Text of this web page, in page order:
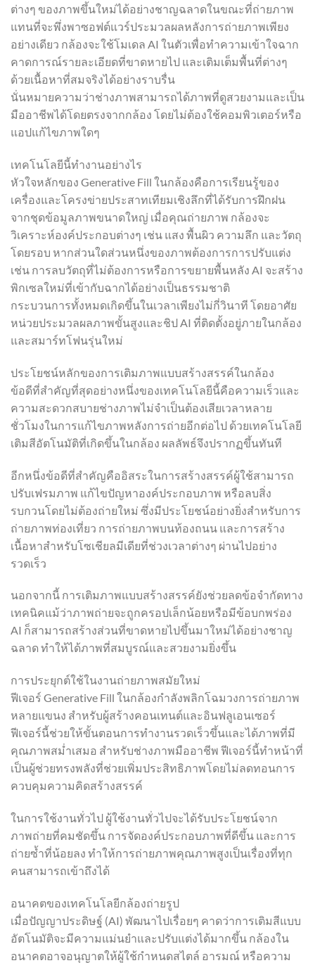
ต่างๆ ของภาพขึ้นใหม่ได้อย่างชาญฉลาดในขณะที่ถ่ายภาพ
แทนที่จะพึ่งพาซอฟต์แวร์ประมวลผลหลังการถ่ายภาพเพียง
อย่างเดียว กล้องจะใช้โมเดล AI ในตัวเพื่อทำความเข้าใจฉาก
คาดการณ์รายละเอียดที่ขาดหายไป และเติมเต็มพื้นที่ต่างๆ
ด้วยเนื้อหาที่สมจริงได้อย่างราบรื่น
นั่นหมายความว่าช่างภาพสามารถได้ภาพที่ดูสวยงามและเป็น
มืออาชีพได้โดยตรงจากกล้อง โดยไม่ต้องใช้คอมพิวเตอร์หรือ
แอปแก้ไขภาพใดๆ
เทคโนโลยีนี้ทำงานอย่างไร
หัวใจหลักของ Generative Fill ในกล้องคือการเรียนรู้ของ
เครื่องและโครงข่ายประสาทเทียมเชิงลึกที่ได้รับการฝึกฝน
จากชุดข้อมูลภาพขนาดใหญ่ เมื่อคุณถ่ายภาพ กล้องจะ
วิเคราะห์องค์ประกอบต่างๆ เช่น แสง พื้นผิว ความลึก และวัตถุ
โดยรอบ หากส่วนใดส่วนหนึ่งของภาพต้องการการปรับแต่ง
เช่น การลบวัตถุที่ไม่ต้องการหรือการขยายพื้นหลัง AI จะสร้าง
พิกเซลใหม่ที่เข้ากับฉากได้อย่างเป็นธรรมชาติ
กระบวนการทั้งหมดเกิดขึ้นในเวลาเพียงไม่กี่วินาที โดยอาศัย
หน่วยประมวลผลภาพขั้นสูงและชิป AI ที่ติดตั้งอยู่ภายในกล้อง
และสมาร์ทโฟนรุ่นใหม่
ประโยชน์หลักของการเติมภาพแบบสร้างสรรค์ในกล้อง
ข้อดีที่สำคัญที่สุดอย่างหนึ่งของเทคโนโลยีนี้คือความเร็วและ
ความสะดวกสบายช่างภาพไม่จำเป็นต้องเสียเวลาหลาย
ชั่วโมงในการแก้ไขภาพหลังการถ่ายอีกต่อไป ด้วยเทคโนโลยี
เติมสีอัตโนมัติที่เกิดขึ้นในกล้อง ผลลัพธ์จึงปรากฏขึ้นทันที
อีกหนึ่งข้อดีที่สำคัญคืออิสระในการสร้างสรรค์ผู้ใช้สามารถ
ปรับเฟรมภาพ แก้ไขปัญหาองค์ประกอบภาพ หรือลบสิ่ง
รบกวนโดยไม่ต้องถ่ายใหม่ ซึ่งมีประโยชน์อย่างยิ่งสำหรับการ
ถ่ายภาพท่องเที่ยว การถ่ายภาพบนท้องถนน และการสร้าง
เนื้อหาสำหรับโซเชียลมีเดียที่ช่วงเวลาต่างๆ ผ่านไปอย่าง
รวดเร็ว
นอกจากนี้ การเติมภาพแบบสร้างสรรค์ยังช่วยลดข้อจำกัดทาง
เทคนิคแม้ว่าภาพถ่ายจะถูกครอปเล็กน้อยหรือมีข้อบกพร่อง
AI ก็สามารถสร้างส่วนที่ขาดหายไปขึ้นมาใหม่ได้อย่างชาญ
ฉลาด ทำให้ได้ภาพที่สมบูรณ์และสวยงามยิ่งขึ้น
การประยุกต์ใช้ในงานถ่ายภาพสมัยใหม่
ฟีเจอร์ Generative Fill ในกล้องกำลังพลิกโฉมวงการถ่ายภาพ
หลายแขนง สำหรับผู้สร้างคอนเทนต์และอินฟลูเอนเซอร์
ฟีเจอร์นี้ช่วยให้ขั้นตอนการทำงานรวดเร็วขึ้นและได้ภาพที่มี
คุณภาพสม่ำเสมอ สำหรับช่างภาพมืออาชีพ ฟีเจอร์นี้ทำหน้าที่
เป็นผู้ช่วยทรงพลังที่ช่วยเพิ่มประสิทธิภาพโดยไม่ลดทอนการ
ควบคุมความคิดสร้างสรรค์
ในการใช้งานทั่วไป ผู้ใช้งานทั่วไปจะได้รับประโยชน์จาก
ภาพถ่ายที่คมชัดขึ้น การจัดองค์ประกอบภาพที่ดีขึ้น และการ
ถ่ายซ้ำที่น้อยลง ทำให้การถ่ายภาพคุณภาพสูงเป็นเรื่องที่ทุก
คนสามารถเข้าถึงได้
อนาคตของเทคโนโลยีกล้องถ่ายรูป
เมื่อปัญญาประดิษฐ์ (AI) พัฒนาไปเรื่อยๆ คาดว่าการเติมสีแบบ
อัตโนมัติจะมีความแม่นยำและปรับแต่งได้มากขึ้น กล้องใน
อนาคตอาจอนุญาตให้ผู้ใช้กำหนดสไตล์ อารมณ์ หรือความ